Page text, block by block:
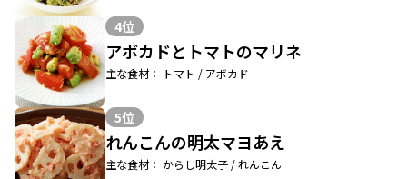
4位
アボカドとトマトのマリネ
主な食材： トマト / アボカド
5位
れんこんの明太マヨあえ
主な食材： からし明太子 / れんこん